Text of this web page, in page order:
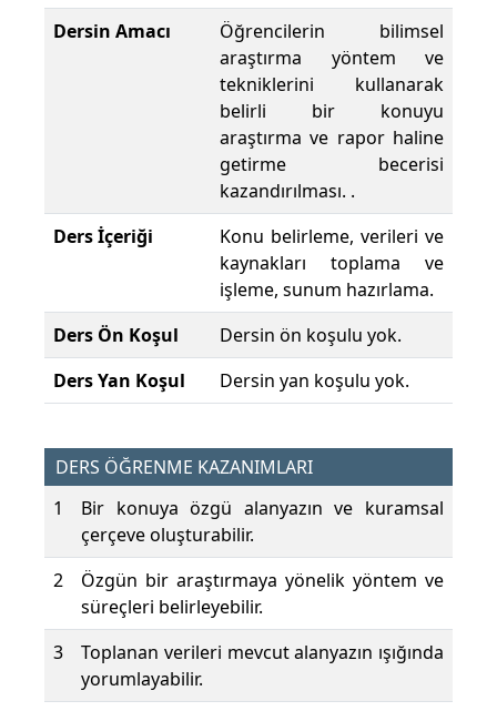
Dersin Amacı
Öğrencilerin bilimsel
araştırma yöntem ve
tekniklerini kullanarak
belirli bir konuyu
araştırma ve rapor haline
getirme becerisi
kazandırılması. .
Ders İçeriği
Konu belirleme, verileri ve
kaynakları toplama ve
işleme, sunum hazırlama.
Ders Ön Koşul
Dersin ön koşulu yok.
Ders Yan Koşul
Dersin yan koşulu yok.
DERS ÖĞRENME KAZANIMLARI
1
Bir konuya özgü alanyazın ve kuramsal
çerçeve oluşturabilir.
2
Özgün bir araştırmaya yönelik yöntem ve
süreçleri belirleyebilir.
3
Toplanan verileri mevcut alanyazın ışığında
yorumlayabilir.